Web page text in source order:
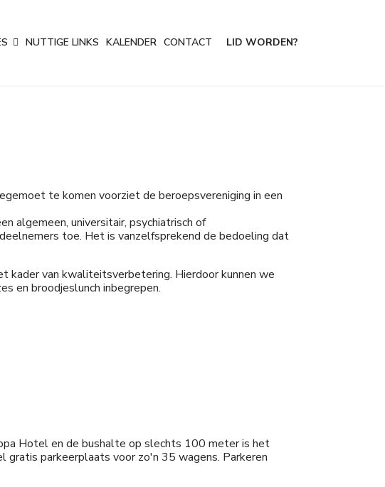
NUTTIGE LINKS KALENDER CONTACT LID WORDEN?
te komen voorziet de beroepsvereniging in een
algemeen, universitair, psychiatrisch of
toe. Het is vanzelfsprekend de bedoeling dat
kader van kwaliteitsverbetering. Hierdoor kunnen we
en broodjeslunch inbegrepen.
Hotel en de bushalte op slechts 100 meter is het
gratis parkeerplaats voor zo'n 35 wagens. Parkeren